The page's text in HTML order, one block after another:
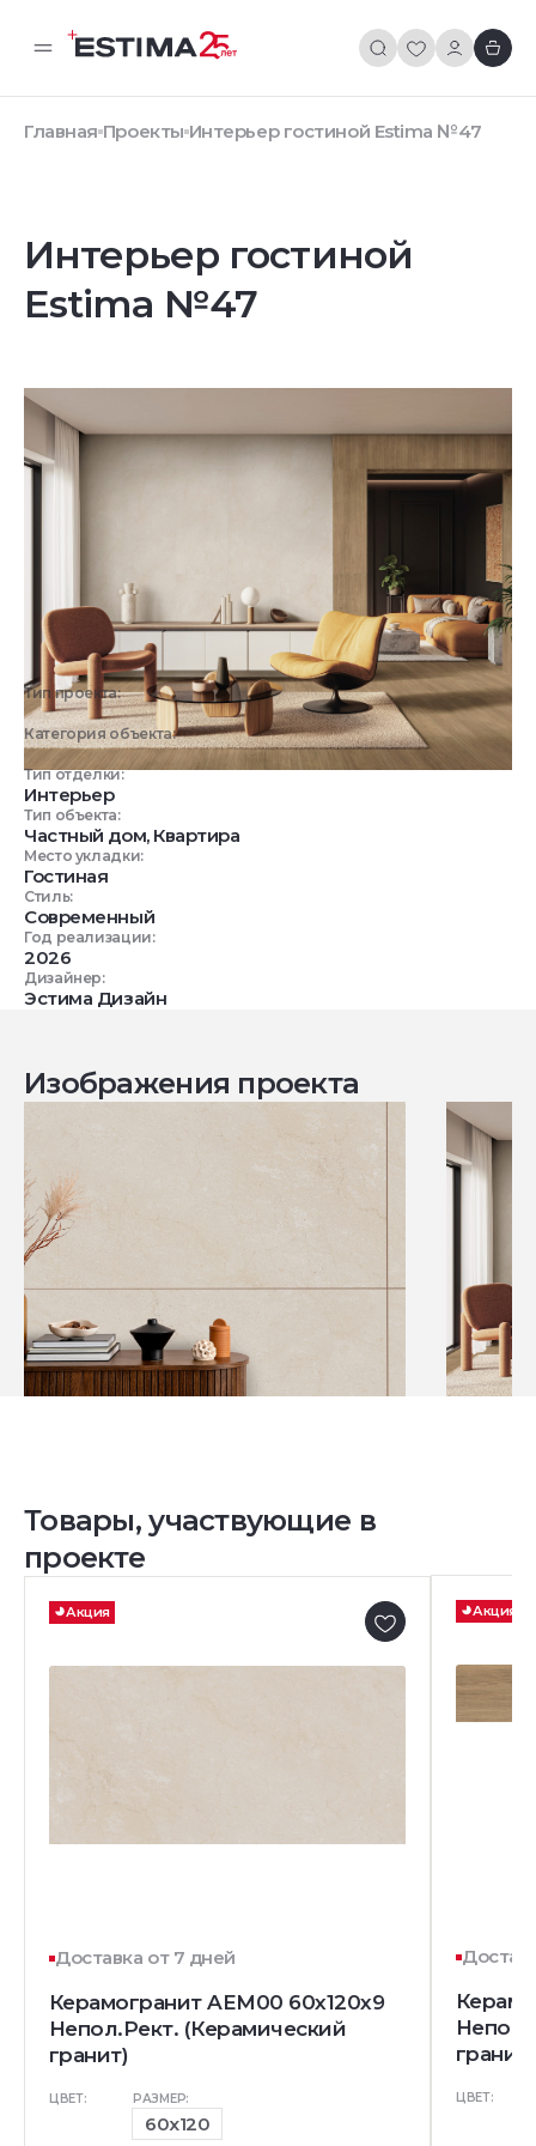
Главная Проекты Интерьер гостиной Estima №47
Интерьер гостиной
Estima №47
Тип проекта:
3D визуализация
Категория объекта:
Жилые объекты
Тип отделки:
Интерьер
Тип объекта:
Частный дом, Квартира
Место укладки:
Гостиная
Стиль:
Современный
Год реализации:
2026
Дизайнер:
Эстима Дизайн
Изображения проекта
Товары, участвующие в
проекте
Акция
Доставка от 7 дней
Керамогранит AEM00 60x120x9
Непол.Рект. (Керамический
гранит)
ЦВЕТ: РАЗМЕР:
60x120
Акция
гранит)
ЦВЕТ: